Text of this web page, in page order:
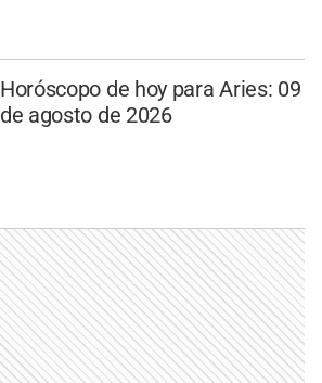
Horóscopo de hoy para Aries: 09
de agosto de 2026